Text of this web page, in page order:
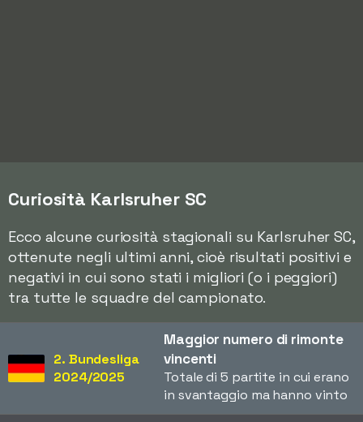
Curiosità Karlsruher SC
Ecco alcune curiosità stagionali su Karlsruher SC,
ottenute negli ultimi anni, cioè risultati positivi e
negativi in cui sono stati i migliori (o i peggiori)
tra tutte le squadre del campionato.
2. Bundesliga
2024/2025
Maggior numero di rimonte
vincenti
Totale di 5 partite in cui erano
in svantaggio ma hanno vinto